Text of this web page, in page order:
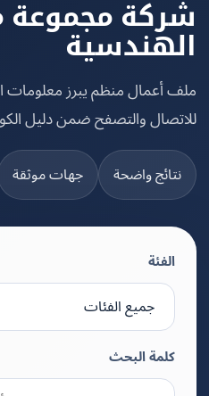
مجموعة
منظم يبرز معلومات
والتصفح ضمن دليل الكويت.
واضحة جهات موثقة
كلمة البحث